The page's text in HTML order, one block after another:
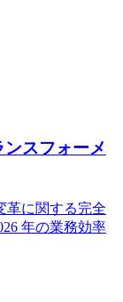
スフォーメ
革に関する完全
年の業務効率